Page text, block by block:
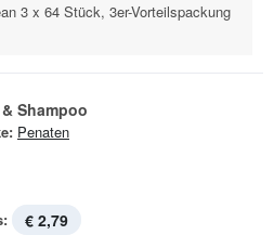
3 x 64 Stück, 3er-Vorteilspackung
Shampoo
Penaten
€ 2,79